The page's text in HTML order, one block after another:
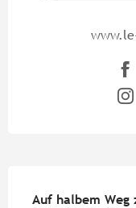
Auf halbem Weg